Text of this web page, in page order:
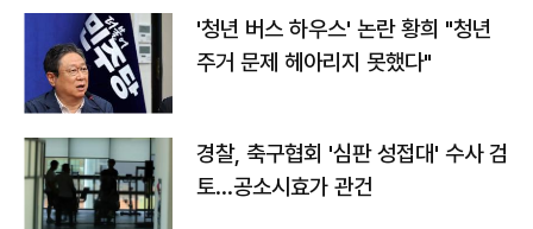
'청년 버스 하우스' 논란 황희 "청년
주거 문제 헤아리지 못했다"
경찰, 축구협회 '심판 성접대' 수사 검
토…공소시효가 관건